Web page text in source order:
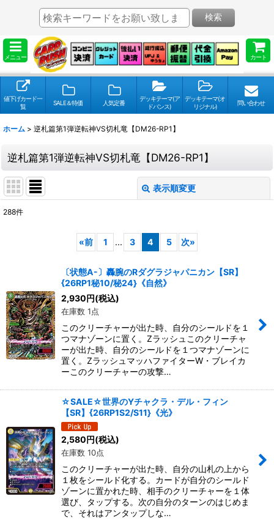
メニュー カート
検索
値下げカード一
覧
SALE＆特価 人気定番
デッキテーマ(ア
ドバンス)
デッキテーマ(オ
リジナル)
問い合わせ
ホーム > 逆札篇第1弾逆転神VS切札竜【DM26-RP1】
逆札篇第1弾逆転神VS切札竜【DM26-RP1】
表示順変更
絞り込む
288件
«前 1 ... 3 4 5 次»
〔状態A-〕轟腕のRダグラジャパニカン【SR】
{26RP1秘10/秘24}《自然》
2,930 円(税込)
在庫数 1点
このクリーチャーが出た時、自分のシールドを１
つマナゾーンに置く。Zラッシュこのクリーチャ
ーが出た時、自分のシールドを１つマナゾーンに
置く。ZラッシュマッハファイターW・ブレイカ
ーこのクリーチャーの攻撃…
☆SALE☆世界のYチャクラ・デル・フィン
【SR】{26RP1S2/S11}《光》
2,580円(税込)
在庫数 10点
このクリーチャーが出た時、自分の山札の上から
１枚をシールド化する。カードが自分のシールド
ゾーンに置かれた時、相手のクリーチャーを１体
選び、タップする。次の自分のターンのはじめま
で、それはアンタップしな…